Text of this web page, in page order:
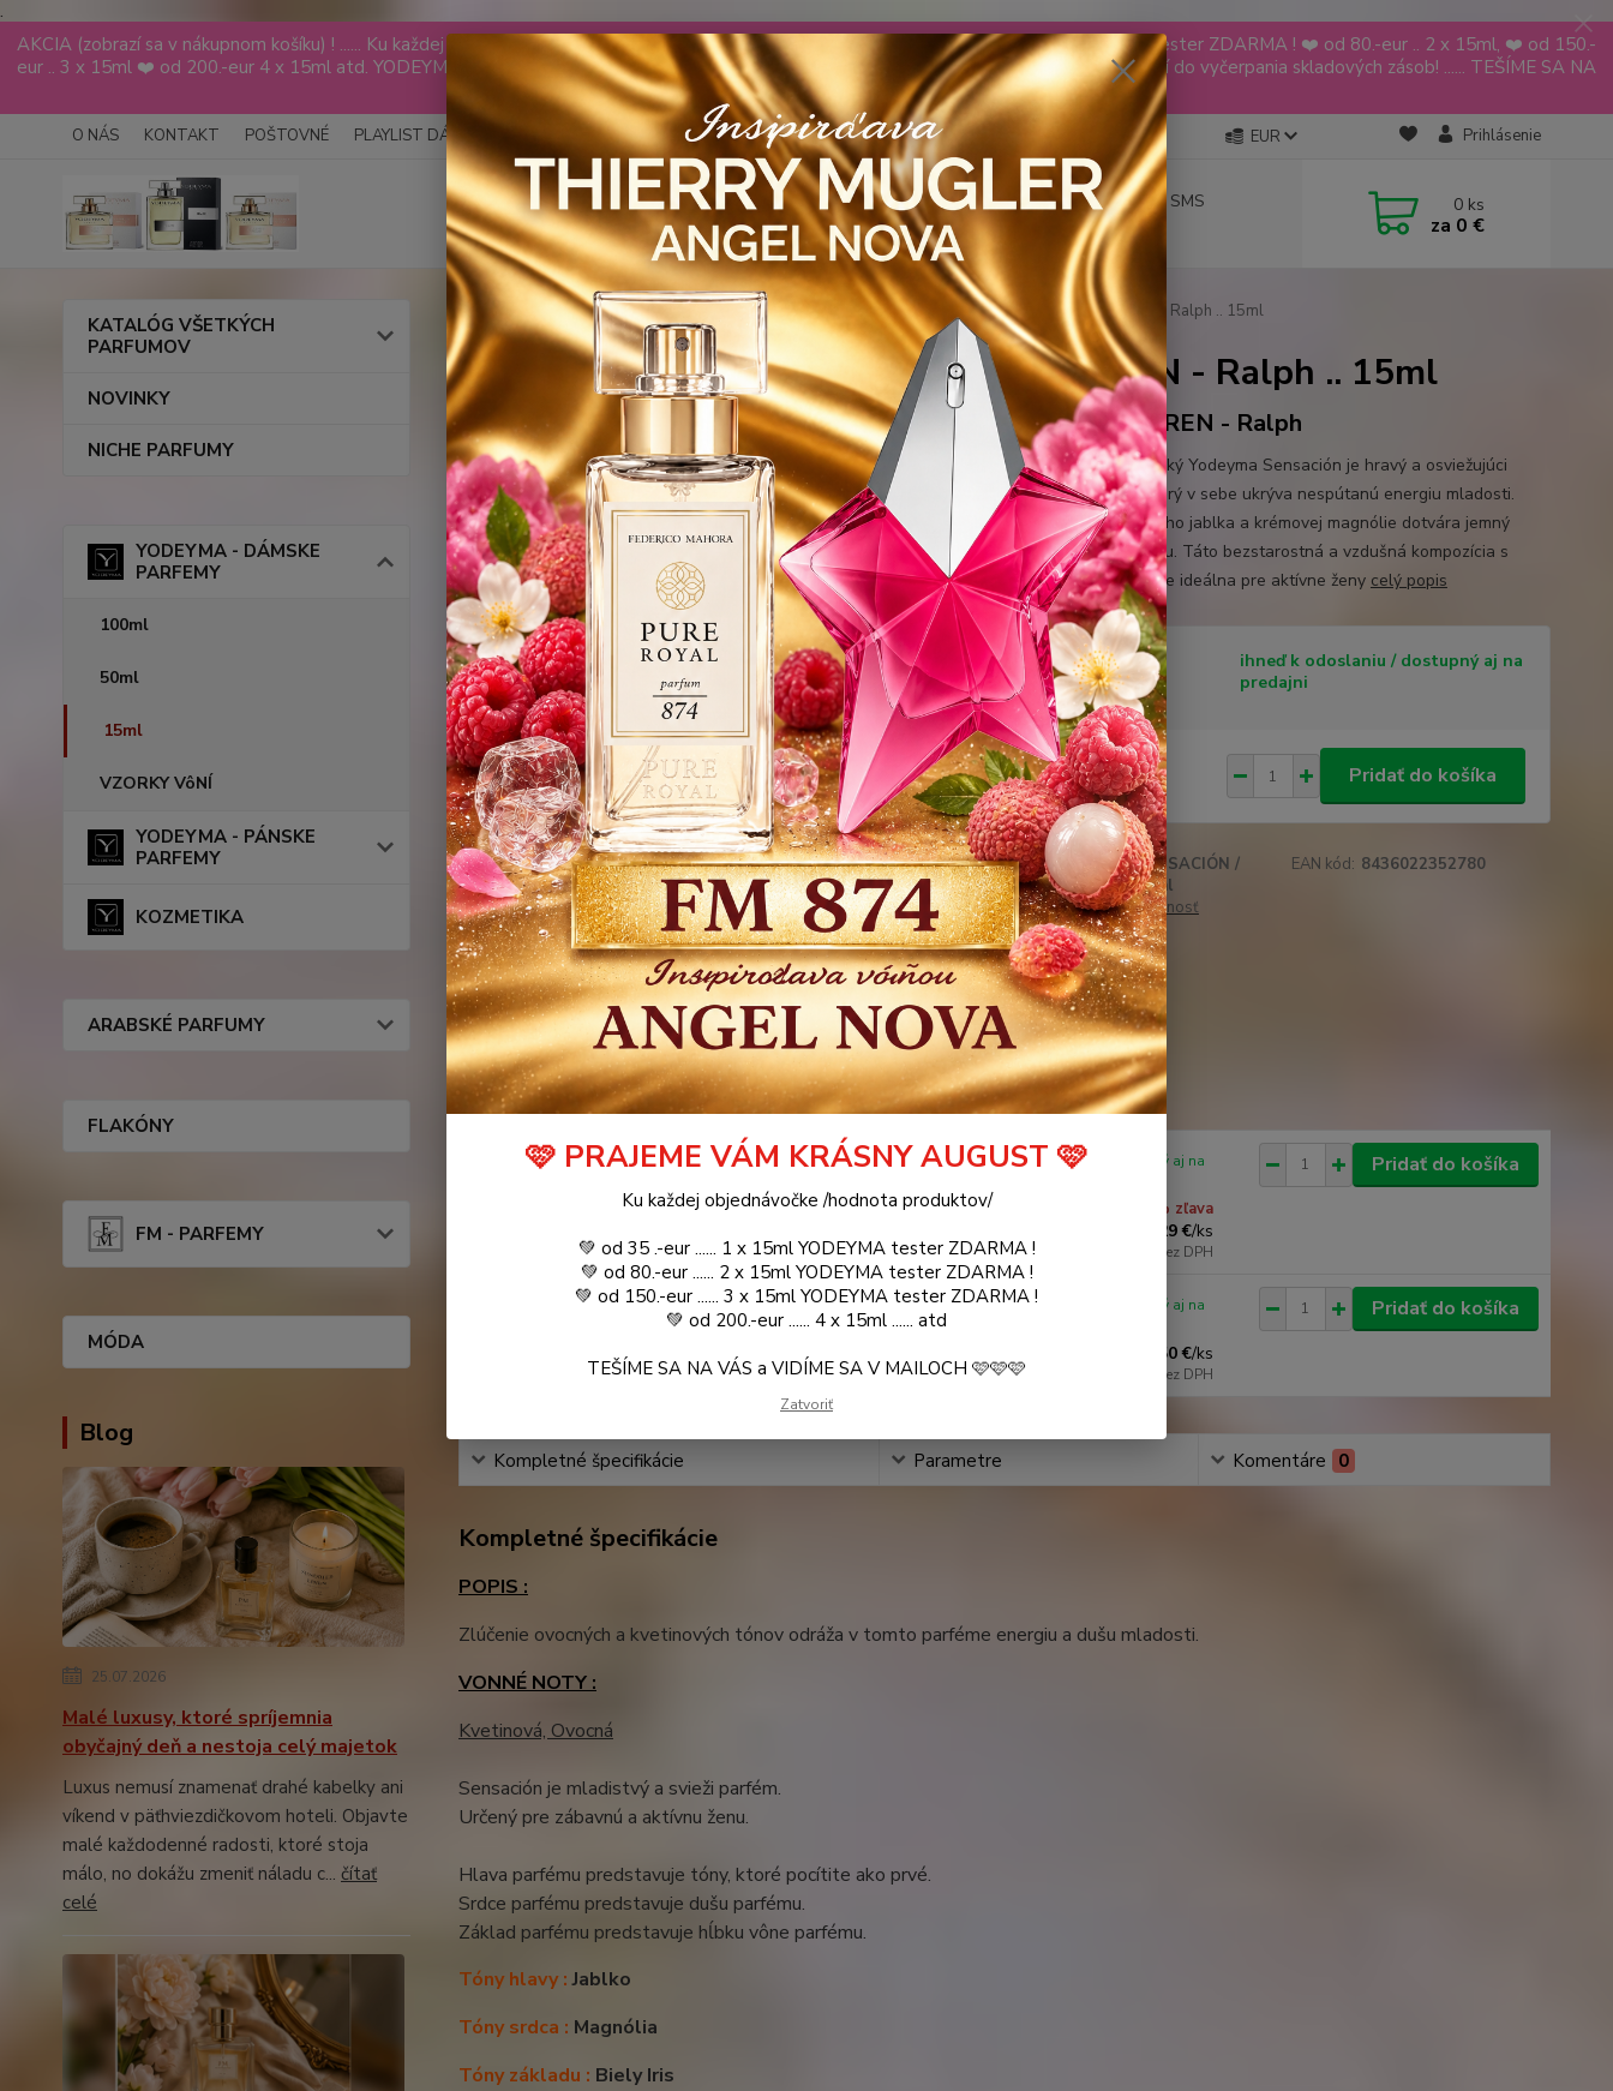
.
AKCIA (zobrazí sa v nákupnom košíku) ! ...... Ku každej objednávočke ❤️ od .. 35 .-eur CENA PRODUKTOV si môžte vybrať .. 15ml YODEYMA tester ZDARMA ! ❤️ od 80.-eur .. 2 x 15ml, ❤️ od 150.-
eur .. 3 x 15ml ❤️ od 200.-eur 4 x 15ml atd. YODEYMA tester ZDARMA .. (TIE VŠAK TERBA VPÍSAŤ V SEKCII DODACE ÚDAJE) ! Akcia platí do vyčerpania skladových zásob! ...... TEŠÍME SA NA
VÁS a VIDÍME SA V MAILOCH a v Košiciach :) aj OSOBNE. 👋🤚👋 .. 🌹🌹🌹
O NÁS KONTAKT POŠTOVNÉ PLAYLIST DÁMY PLAYLIST PÁNI KATALÓG Blog EUR Prihlásenie
Hľadať Objednávky aj cez SMS
0944 619 068
0 ks
za 0 €
KATALÓG VŠETKÝCH
PARFUMOV
NOVINKY
NICHE PARFUMY
YODEYMA - DÁMSKE
PARFEMY
100ml
50ml
15ml
VZORKY VôNÍ
YODEYMA - PÁNSKE
PARFEMY
KOZMETIKA
ARABSKÉ PARFUMY
FLAKÓNY
FM - PARFEMY
MÓDA
Blog
25.07.2026
Malé luxusy, ktoré spríjemnia
obyčajný deň a nestoja celý majetok
Luxus nemusí znamenať drahé kabelky ani
víkend v päťhviezdičkovom hoteli. Objavte
malé každodenné radosti, ktoré stoja
málo, no dokážu zmeniť náladu c... čítať
celé
Úvod YODEYMA - DÁMSKE PARFEMY 15ml SENSACIÓN / Inšpirovaná RALPH LAUREN - Ralph .. 15ml
SENSACIÓN / Inšpirovaná RALPH LAUREN - Ralph .. 15ml
RALPH LAUREN - Ralph
Šťavnatý a energický Yodeyma Sensación je hravý a osviežujúci
ovocný parfum, ktorý v sebe ukrýva nespútanú energiu mladosti.
Iskrivé tóny zeleného jablka a krémovej magnólie dotvára jemný
podtón bieleho irisu. Táto bezstarostná a vzdušná kompozícia s
výbornou výdržou je ideálna pre aktívne ženy celý popis
Dostupnosť
ihneď k odoslaniu / dostupný aj na
predajni
9 €/ks
7,32 € bez DPH
Pridať do košíka
Číslo
produktu:
SENSACIÓN /
15ml
EAN kód: 8436022352780
Strážiť cenu / dostupnosť
Do obľúbených
Podobné produkty
SENSACIÓN / Inšpirovaná RALPH LAUREN -
3 % zľava
29 €/ks
bez DPH
ihneď k odoslaniu / dostupný aj na
Pridať do košíka
SENSACIÓN / Inšpirovaná RALPH LAUREN -
2,50 €/ks
bez DPH
ihneď k odoslaniu / dostupný aj na
Pridať do košíka
Kompletné špecifikácie Parametre Komentáre 0
Kompletné špecifikácie
POPIS :
Zlúčenie ovocných a kvetinových tónov odráža v tomto parféme energiu a dušu mladosti.
VONNÉ NOTY :
Kvetinová, Ovocná
Sensación je mladistvý a svieži parfém.
Určený pre zábavnú a aktívnu ženu.
Hlava parfému predstavuje tóny, ktoré pocítite ako prvé.
Srdce parfému predstavuje dušu parfému.
Základ parfému predstavuje hĺbku vône parfému.
Tóny hlavy :Jablko
Tóny srdca : Magnólia
Tóny základu : Biely Iris
🩷 PRAJEME VÁM KRÁSNY AUGUST 🩷
Ku každej objednávočke /hodnota produktov/
💚 od 35 .-eur ...... 1 x 15ml YODEYMA tester ZDARMA !
💚 od 80.-eur ...... 2 x 15ml YODEYMA tester ZDARMA !
💚 od 150.-eur ...... 3 x 15ml YODEYMA tester ZDARMA !
💚 od 200.-eur ...... 4 x 15ml ...... atd
TEŠÍME SA NA VÁS a VIDÍME SA V MAILOCH 🩷🩷🩷
Zatvoriť